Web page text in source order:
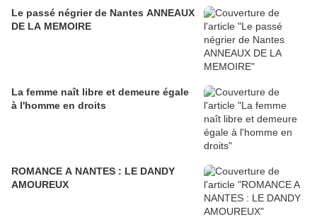
Le passé négrier de Nantes ANNEAUX
DE LA MEMOIRE
La femme naît libre et demeure égale
à l'homme en droits
ROMANCE A NANTES : LE DANDY
AMOUREUX